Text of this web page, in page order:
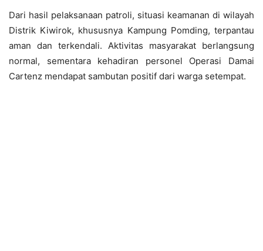
Dari hasil pelaksanaan patroli, situasi keamanan di wilayah
Distrik Kiwirok, khususnya Kampung Pomding, terpantau
aman dan terkendali. Aktivitas masyarakat berlangsung
normal, sementara kehadiran personel Operasi Damai
Cartenz mendapat sambutan positif dari warga setempat.